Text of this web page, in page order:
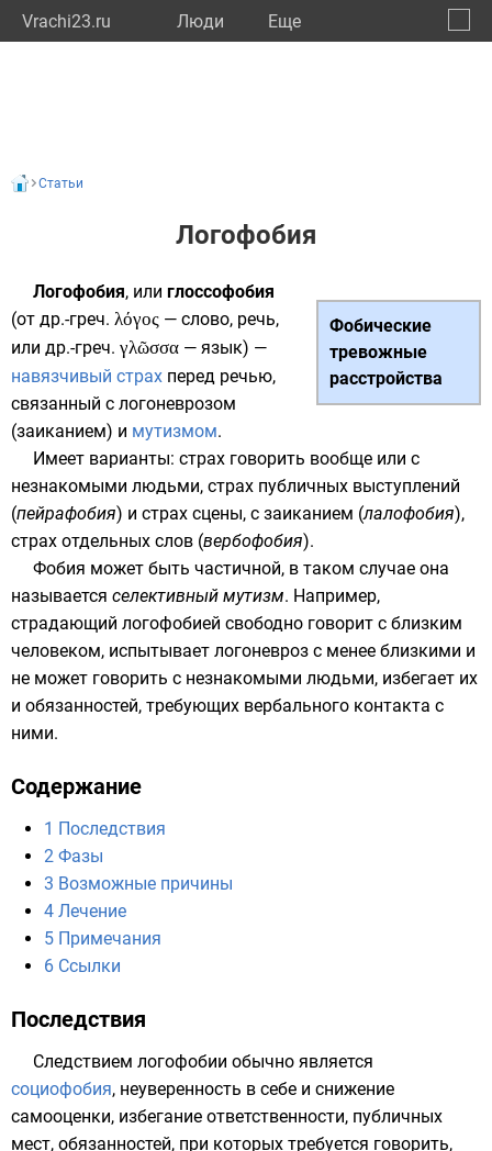
Vrachi23.ru Люди Eще
Статьи
Логофобия
Фобические
тревожные
расстройства
Логофобия, или глоссофобия
(от др.-греч. λόγος — слово, речь,
или др.-греч. γλῶσσα — язык) —
навязчивый страх перед речью,
связанный с логоневрозом
(заиканием) и мутизмом.
Имеет варианты: страх говорить вообще или с
незнакомыми людьми, страх публичных выступлений
(пейрафобия) и страх сцены, с заиканием (лалофобия),
страх отдельных слов (вербофобия).
Фобия может быть частичной, в таком случае она
называется селективный мутизм. Например,
страдающий логофобией свободно говорит с близким
человеком, испытывает логоневроз с менее близкими и
не может говорить с незнакомыми людьми, избегает их
и обязанностей, требующих вербального контакта с
ними.
Содержание
1 Последствия
2 Фазы
3 Возможные причины
4 Лечение
5 Примечания
6 Ссылки
Последствия
Следствием логофобии обычно является
социофобия, неуверенность в себе и снижение
самооценки, избегание ответственности, публичных
мест, обязанностей, при которых требуется говорить,